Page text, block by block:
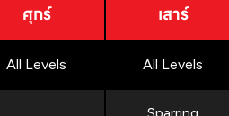
ศุกร์ เสาร์
All Levels All Levels